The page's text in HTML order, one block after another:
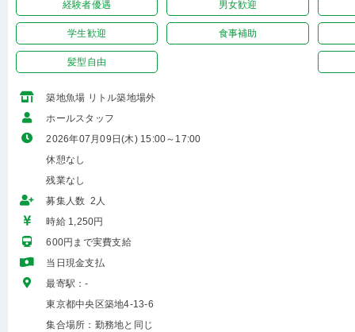
経験者優遇 男女歓迎
学生歓迎 食事補助
髪型自由
築地魚場 リトル築地場外
ホールスタッフ
2026年07月09日(木) 15:00～17:00
休憩なし
残業なし
募集人数 2人
時給 1,250円
600円まで実費支給
当日現金支払
最寄駅：-
東京都中央区築地4-13-6
集合場所：勤務地と同じ